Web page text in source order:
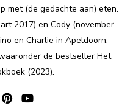
met (de gedachte aan) eten.
2017) en Cody (november
en Charlie in Apeldoorn.
de bestseller Het
(2023).